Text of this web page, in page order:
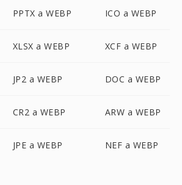
PPTX a WEBP ICO a WEBP
XLSX a WEBP XCF a WEBP
JP2 a WEBP DOC a WEBP
CR2 a WEBP ARW a WEBP
JPE a WEBP NEF a WEBP